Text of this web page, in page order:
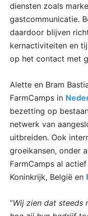
diensten zoals
gastcommunicatie.
daardoor blijven
kernactiviteiten en
op het contact met
Alette en Bram
FarmCamps in
bezetting op
netwerk van
uitbreiden. Ook
groeikansen, onder
FarmCamps al
Koninkrijk, België en
“Wij zien dat steeds